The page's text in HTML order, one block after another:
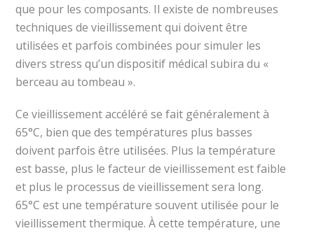
que pour les composants. Il existe de nombreuses
techniques de vieillissement qui doivent être
utilisées et parfois combinées pour simuler les
divers stress qu’un dispositif médical subira du «
berceau au tombeau ».
Ce vieillissement accéléré se fait généralement à
65°C, bien que des températures plus basses
doivent parfois être utilisées. Plus la température
est basse, plus le facteur de vieillissement est faible
et plus le processus de vieillissement sera long.
65°C est une température souvent utilisée pour le
vieillissement thermique. À cette température, une